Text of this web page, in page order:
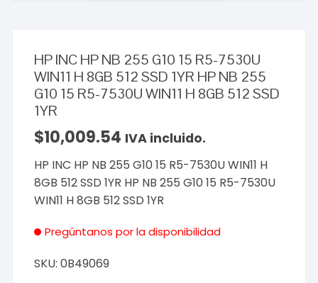
HP INC HP NB 255 G10 15 R5-7530U
WIN11 H 8GB 512 SSD 1YR HP NB 255
G10 15 R5-7530U WIN11 H 8GB 512 SSD
1YR
$10,009.54 IVA incluido.
HP INC HP NB 255 G10 15 R5-7530U WIN11 H
8GB 512 SSD 1YR HP NB 255 G10 15 R5-7530U
WIN11 H 8GB 512 SSD 1YR
Pregúntanos por la disponibilidad
SKU:0B49069